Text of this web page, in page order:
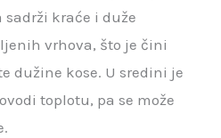
sadrži kraće i duže
vrhova, što je čini
dužine kose. U sredini je
toplotu, pa se može